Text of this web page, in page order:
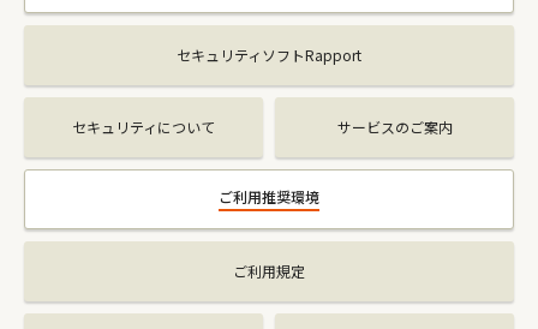
セキュリティソフトRapport
セキュリティについて サービスのご案内
ご利用推奨環境
ご利用規定